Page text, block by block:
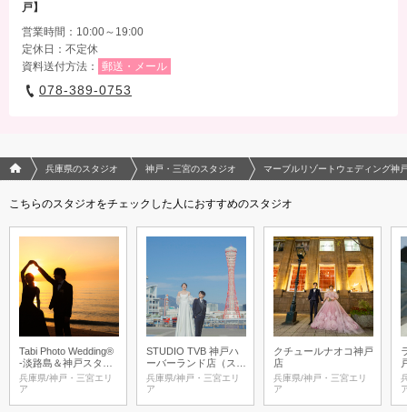
戸】
営業時間：10:00～19:00
定休日：不定休
資料送付方法：
郵送・メール
078-389-0753
フォトウエディング/結婚写真のPhotorait ホーム
兵庫県のスタジオ 神戸・三宮のスタジオ マーブルリゾートウェディング神
こちらのスタジオをチェックした人におすすめのスタジオ
Tabi Photo Wedding®︎
-淡路島＆神戸スタジ
オ-
兵庫県/神戸・三宮エリ
ア
STUDIO TVB 神戸ハ
ーバーランド店（スタ
ジオTVB）
兵庫県/神戸・三宮エリ
ア
クチュールナオコ神戸
店
兵庫県/神戸・三宮エリ
ア